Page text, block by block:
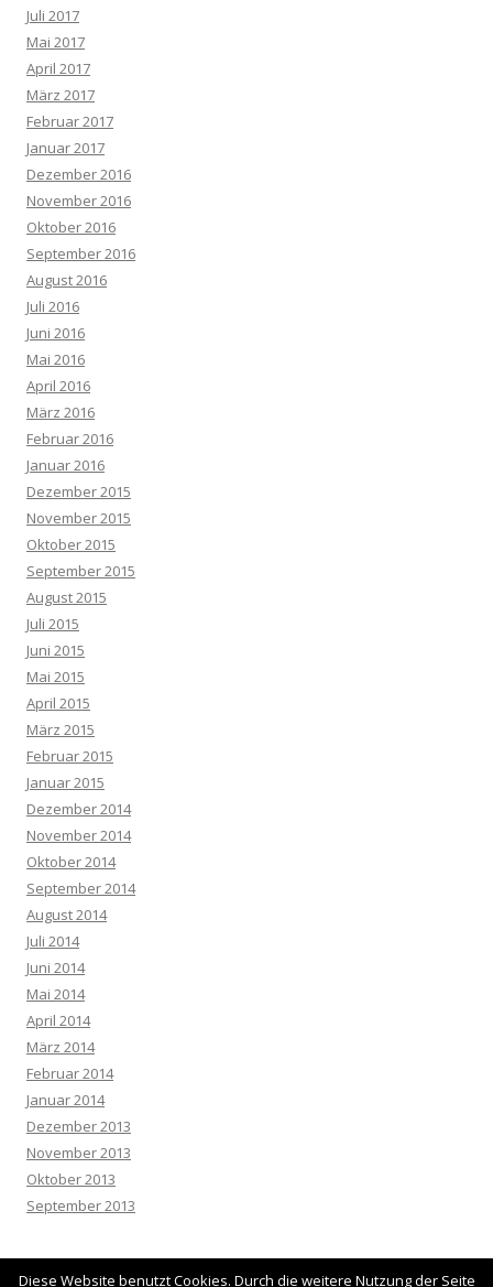
Juli 2017
Mai 2017
April 2017
März 2017
Februar 2017
Januar 2017
Dezember 2016
November 2016
Oktober 2016
September 2016
August 2016
Juli 2016
Juni 2016
Mai 2016
April 2016
März 2016
Februar 2016
Januar 2016
Dezember 2015
November 2015
Oktober 2015
September 2015
August 2015
Juli 2015
Juni 2015
Mai 2015
April 2015
März 2015
Februar 2015
Januar 2015
Dezember 2014
November 2014
Oktober 2014
September 2014
August 2014
Juli 2014
Juni 2014
Mai 2014
April 2014
März 2014
Februar 2014
Januar 2014
Dezember 2013
November 2013
Oktober 2013
September 2013
Diese Website benutzt Cookies. Durch die weitere Nutzung der Seite